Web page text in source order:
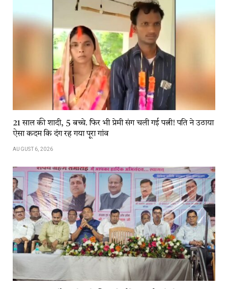
21 साल की शादी, 5 बच्चे. फिर भी प्रेमी संग चली गई पत्नी! पति ने उठाया
ऐसा कदम कि दंग रह गया पूरा गांव
AUGUST 6, 2026